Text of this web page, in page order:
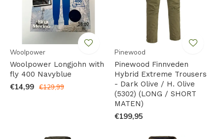
Woolpower
Woolpower Longjohn with
fly 400 Navyblue
€14,99 €129,99
Pinewood
Pinewood Finnveden
Hybrid Extreme Trousers
- Dark Olive / H. Olive
(5302) (LONG / SHORT
MATEN)
€199,95